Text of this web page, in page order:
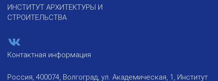
ИНСТИТУТ АРХИТЕКТУРЫ И
СТРОИТЕЛЬСТВА
Контактная информация
Россия, 400074, Волгоград, ул. Академическая, 1, Институт